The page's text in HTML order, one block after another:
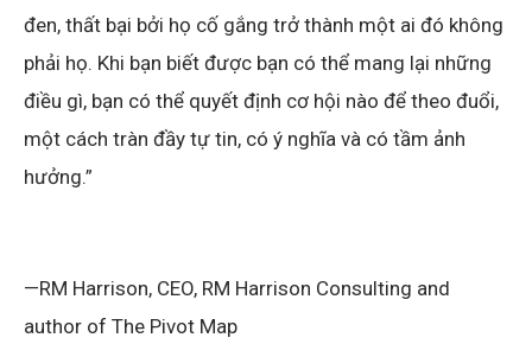
đen, thất bại bởi họ cố gắng trở thành một ai đó không
phải họ. Khi bạn biết được bạn có thể mang lại những
điều gì, bạn có thể quyết định cơ hội nào để theo đuổi,
một cách tràn đầy tự tin, có ý nghĩa và có tầm ảnh
hưởng.”
—RM Harrison, CEO, RM Harrison Consulting and
author of The Pivot Map